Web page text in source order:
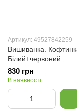
Артикул: 49527842259
Вишиванка.
Білий+червоний
830 грн
В наявності